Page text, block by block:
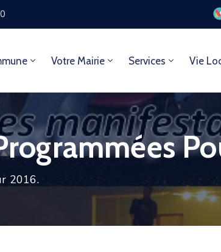
Votre Mairie Services Vie
2016.